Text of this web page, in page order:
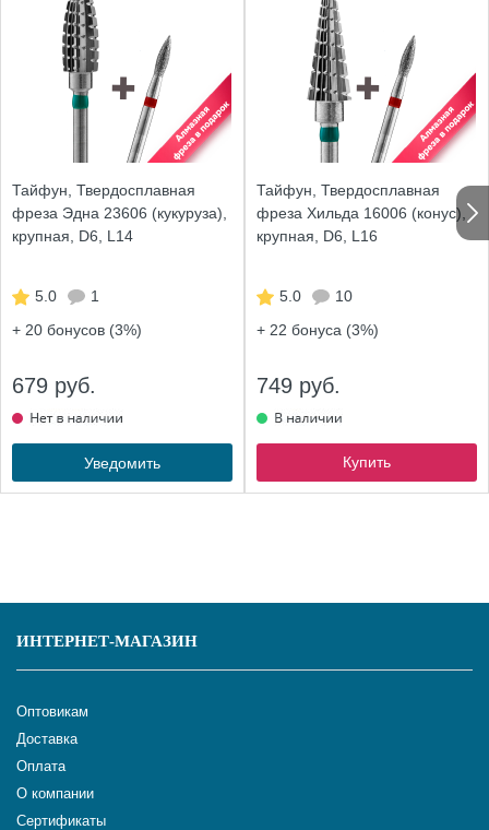
Тайфун, Твердосплавная
фреза Эдна 23606 (кукуруза),
крупная, D6, L14
5.0
1
+ 20 бонусов (3%)
679 руб.
Уведомить
Тайфун, Твердосплавная
фреза Хильда 16006 (конус),
крупная, D6, L16
5.0
10
+ 22 бонуса (3%)
749 руб.
Купить
ИНТЕРНЕТ-МАГАЗИН
Оптовикам
Доставка
Оплата
О компании
Сертификаты